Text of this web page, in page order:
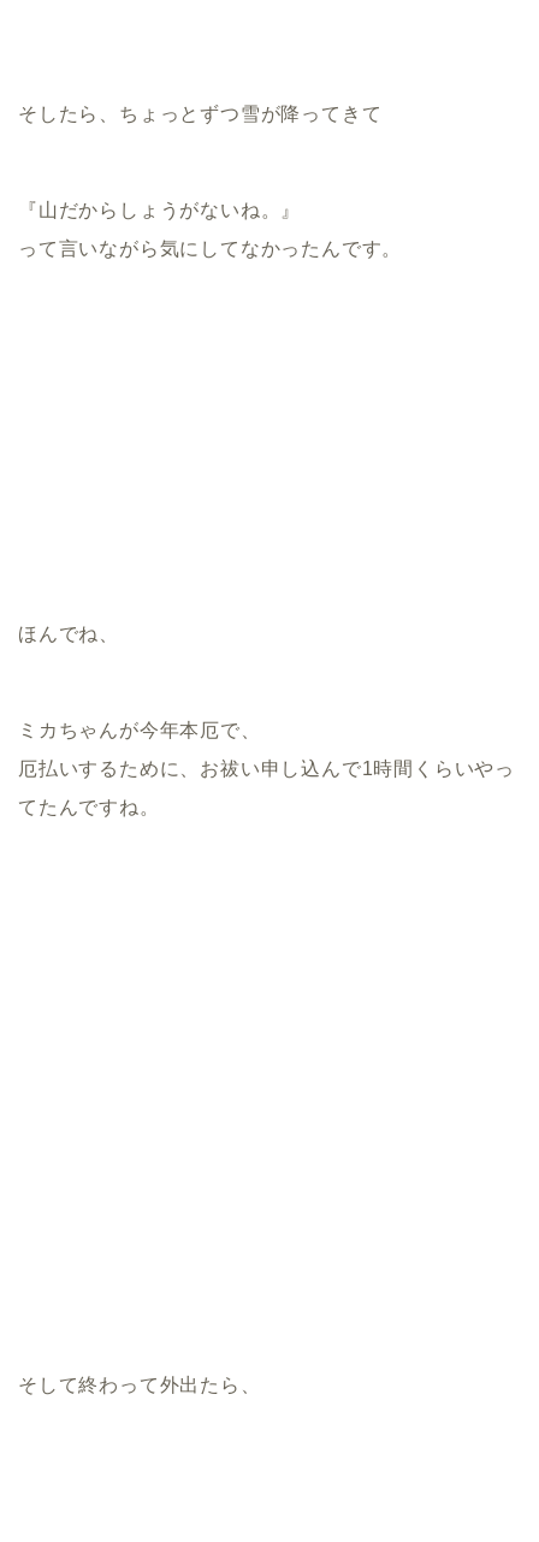
そしたら、ちょっとずつ雪が降ってきて
『山だからしょうがないね。』
って言いながら気にしてなかったんです。
ほんでね、
ミカちゃんが今年本厄で、
厄払いするために、お祓い申し込んで1時間くらいやっ
てたんですね。
そして終わって外出たら、